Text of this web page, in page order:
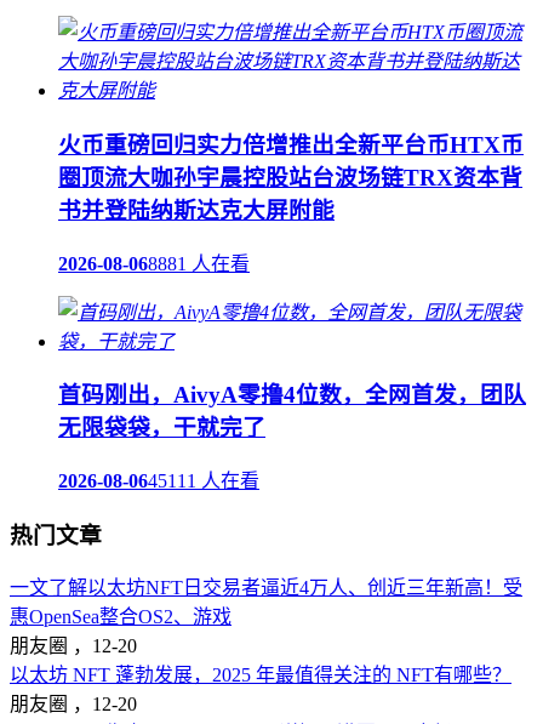
火币重磅回归实力倍增推出全新平台币HTX币
圈顶流大咖孙宇晨控股站台波场链TRX资本背
书并登陆纳斯达克大屏附能
2026-08-068881 人在看
首码刚出，AivyA零撸4位数，全网首发，团队
无限袋袋，干就完了
2026-08-0645111 人在看
热门文章
一文了解以太坊NFT日交易者逼近4万人、创近三年新高！受
惠OpenSea整合OS2、游戏
朋友圈 ， 12-20
以太坊 NFT 蓬勃发展，2025 年最值得关注的 NFT有哪些？
朋友圈 ， 12-20